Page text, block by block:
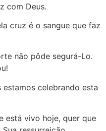
com Deus.
cruz é o sangue que faz
não pôde segurá-Lo.
estamos celebrando esta
está vivo hoje, quer que